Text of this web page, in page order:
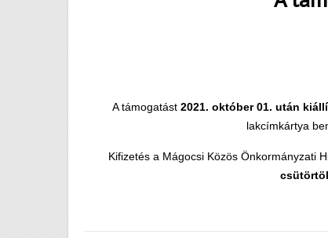
A támogatást 2021. október 01. után
lakcímkártya
Kifizetés a Mágocsi Közös Önkormányzati
csütörtö